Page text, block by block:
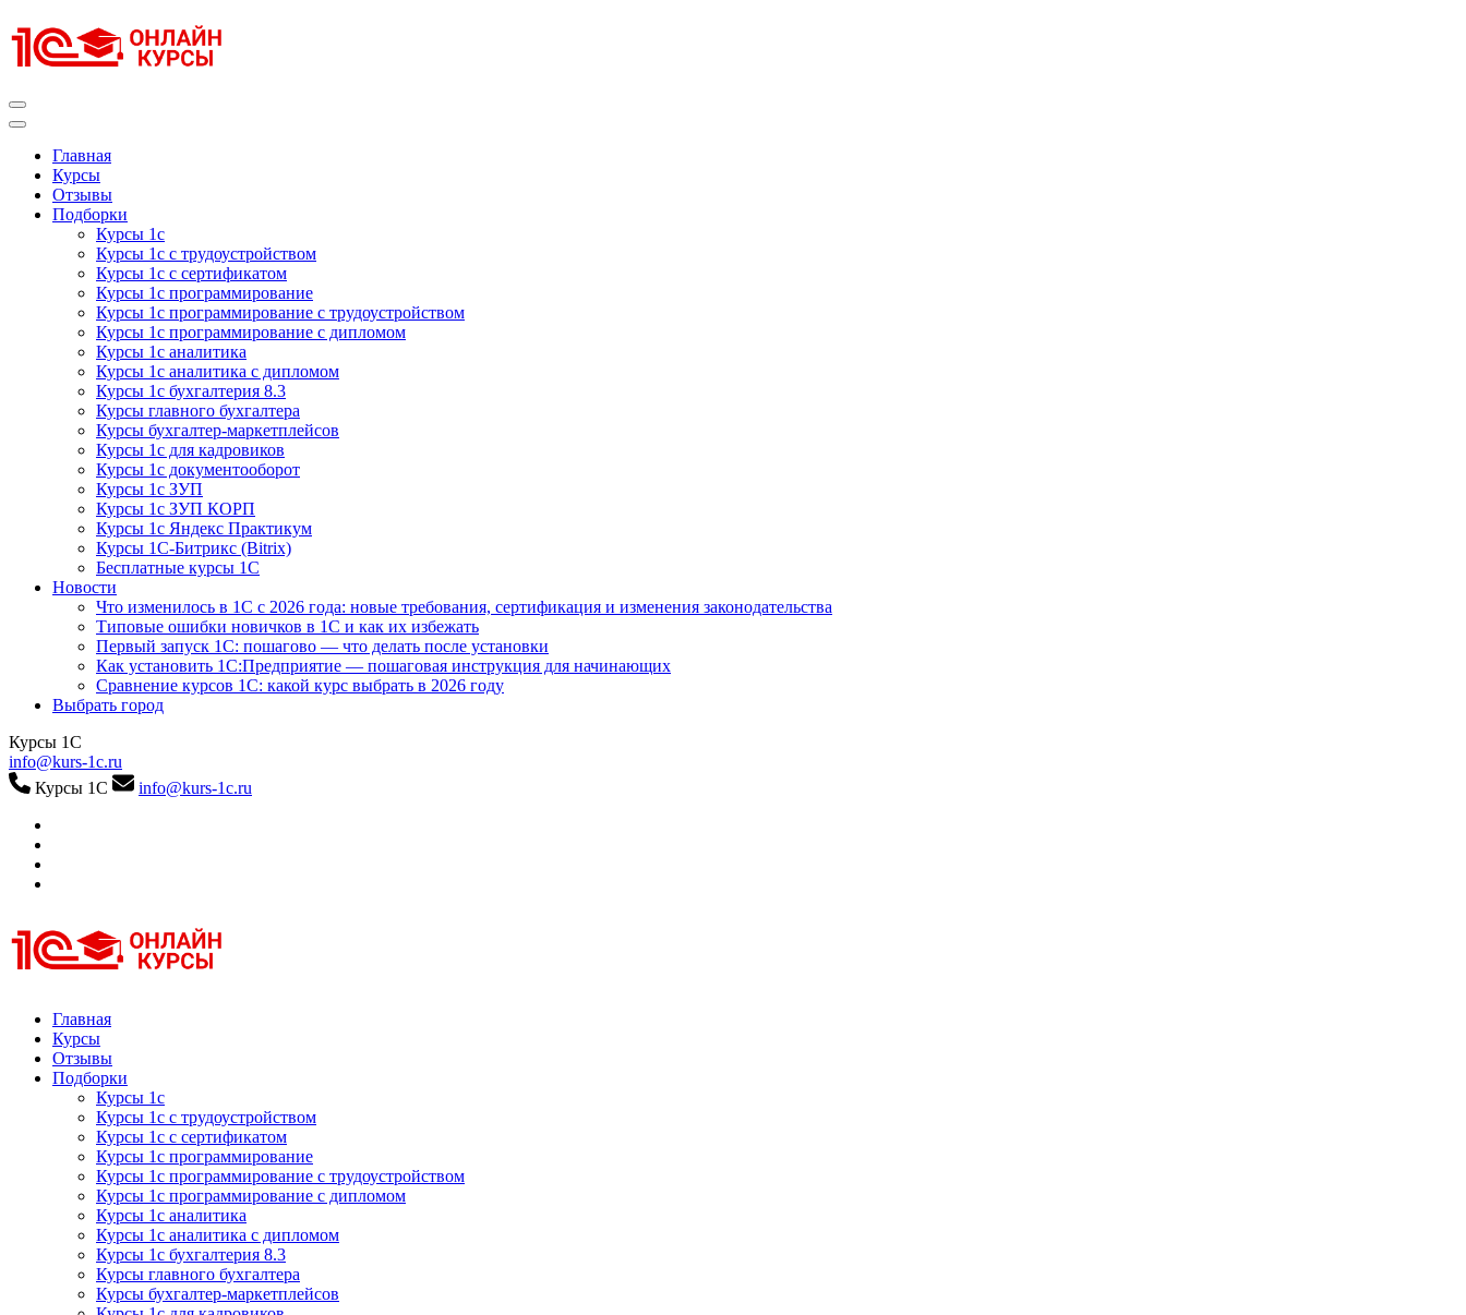
к
содержимому
Главная
Курсы
Отзывы
Подборки
Курсы 1с
Курсы 1с с трудоустройством
Курсы 1с с сертификатом
Курсы 1с программирование
Курсы 1с программирование с трудоустройством
Курсы 1с программирование с дипломом
Курсы 1с аналитика
Курсы 1с аналитика с дипломом
Курсы 1с бухгалтерия 8.3
Курсы главного бухгалтера
Курсы бухгалтер-маркетплейсов
Курсы 1с для кадровиков
Курсы 1с документооборот
Курсы 1с ЗУП
Курсы 1с ЗУП КОРП
Курсы 1с Яндекс Практикум
Курсы 1С-Битрикс (Bitrix)
Бесплатные курсы 1С
Новости
Что изменилось в 1С с 2026 года: новые требования, сертификация и изменения законодательства
Типовые ошибки новичков в 1С и как их избежать
Первый запуск 1С: пошагово — что делать после установки
Как установить 1С:Предприятие — пошаговая инструкция для начинающих
Сравнение курсов 1С: какой курс выбрать в 2026 году
Выбрать город
Курсы 1С
info@kurs-1c.ru
Курсы 1С
info@kurs-1c.ru
Курсы 1С
Курсы 1С официальная сертификация
Главная
Курсы
Отзывы
Подборки
Курсы 1с
Курсы 1с с трудоустройством
Курсы 1с с сертификатом
Курсы 1с программирование
Курсы 1с программирование с трудоустройством
Курсы 1с программирование с дипломом
Курсы 1с аналитика
Курсы 1с аналитика с дипломом
Курсы 1с бухгалтерия 8.3
Курсы главного бухгалтера
Курсы бухгалтер-маркетплейсов